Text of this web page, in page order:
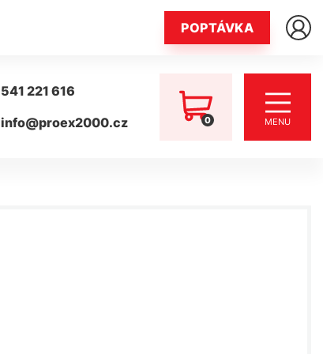
POPTÁVKA
541 221 616
info@proex2000.cz
0 MENU